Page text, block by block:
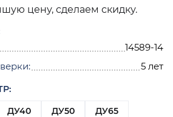
цену, сделаем скидку.
14589-14
5 лет
ДУ40 ДУ50
ДУ65